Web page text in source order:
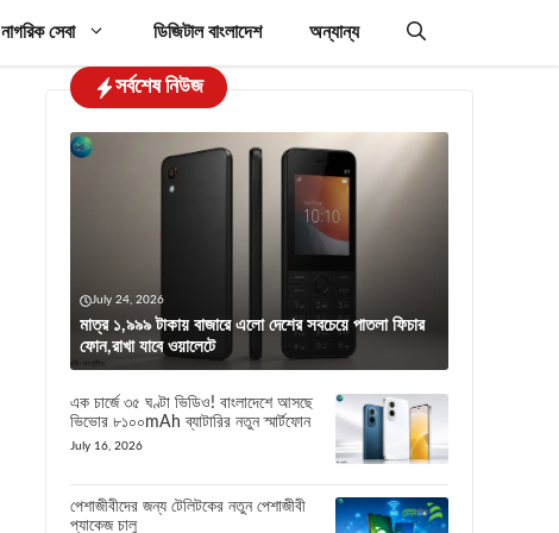
নাগরিক সেবা ডিজিটাল বাংলাদেশ অন্যান্য
সর্বশেষ নিউজ
July 24, 2026
মাত্র ১,৯৯৯ টাকায় বাজারে এলো দেশের সবচেয়ে পাতলা ফিচার
ফোন,রাখা যাবে ওয়ালেটে
এক চার্জে ৩৫ ঘণ্টা ভিডিও! বাংলাদেশে আসছে
ভিভোর ৮১০০mAh ব্যাটারির নতুন স্মার্টফোন
July 16, 2026
পেশাজীবীদের জন্য টেলিটকের নতুন পেশাজীবী
প্যাকেজ চালু